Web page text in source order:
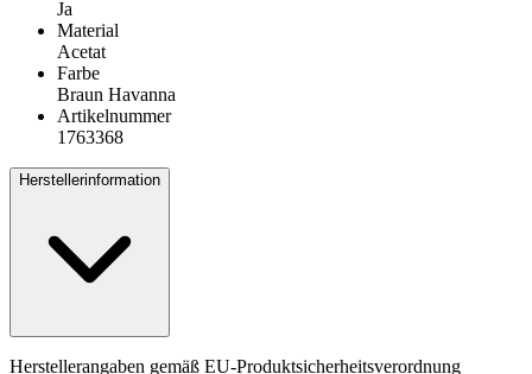
Ja
Material
Acetat
Farbe
Braun Havanna
Artikelnummer
1763368
Herstellerinformation
Herstellerangaben gemäß EU-Produktsicherheitsverordnung